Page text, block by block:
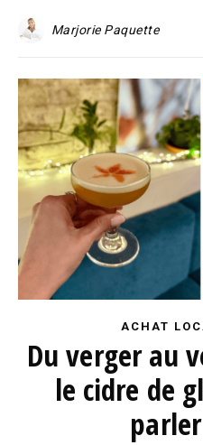
Marjorie Paquette
ACHAT
Du verger au
le cidre de